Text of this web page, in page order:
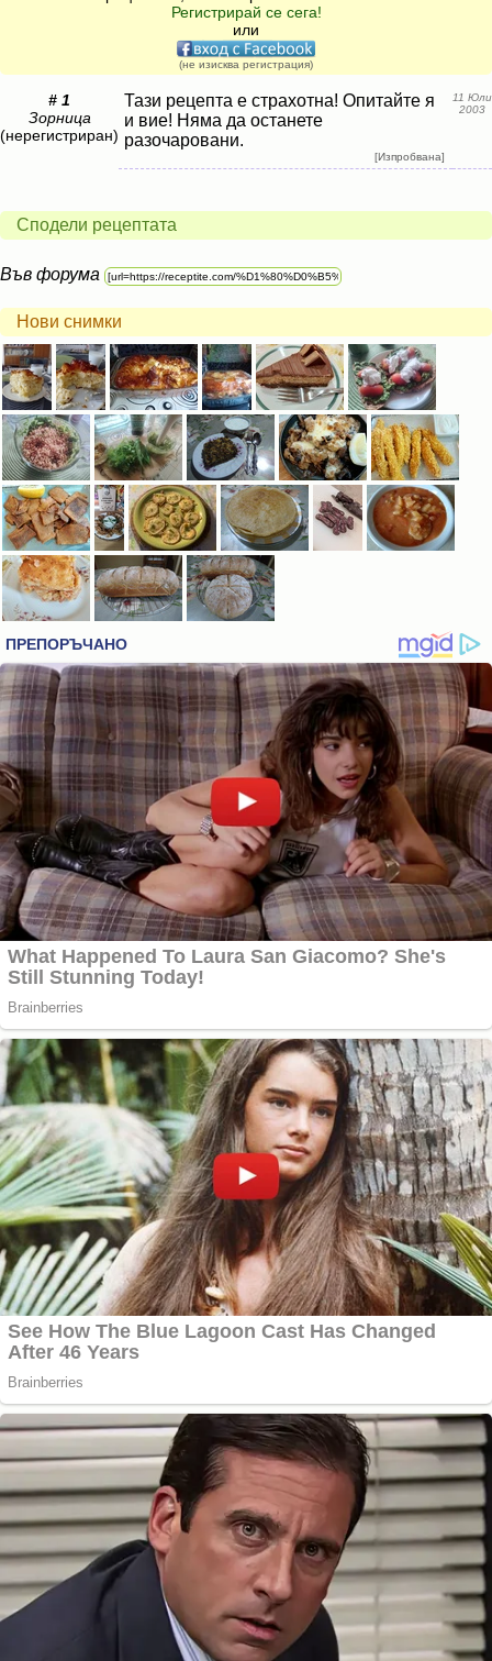
Регистрирай се сега!
или
(не изисква регистрация)
# 1
Зорница
(нерегистриран)
Тази рецепта е страхотна! Опитайте я
и вие! Няма да останете
разочаровани.
[Изпробвана]
11 Юли
2003
Сподели рецептата
Във форума
Нови снимки